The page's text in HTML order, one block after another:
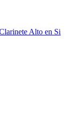
Alto en Si